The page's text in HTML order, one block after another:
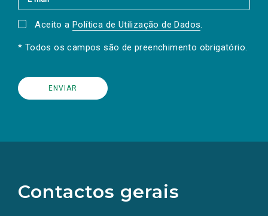
Aceito a Política de Utilização de Dados.
* Todos os campos são de preenchimento obrigatório.
Contactos gerais
redes
sociais